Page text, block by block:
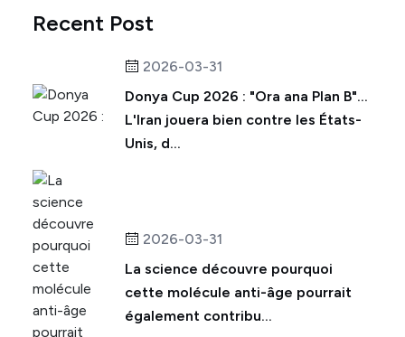
Recent Post
2026-03-31
Donya Cup 2026 : "Ora ana Plan B"...
L'Iran jouera bien contre les États-
Unis, d...
2026-03-31
La science découvre pourquoi
cette molécule anti-âge pourrait
également contribu...